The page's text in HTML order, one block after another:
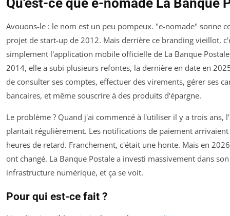
Qu'est-ce que e-nomade La Banque
Avouons-le : le nom est un peu pompeux. "e-nomade" sonne
projet de start-up de 2012. Mais derrière ce branding vieillot,
simplement l'application mobile officielle de La Banque
2014, elle a subi plusieurs refontes, la dernière en date en
de consulter ses comptes, effectuer des virements, gérer ses
bancaires, et même souscrire à des produits d'épargne.
Le problème ? Quand j'ai commencé à l'utiliser il y a trois ans,
plantait régulièrement. Les notifications de paiement arrivaient
heures de retard. Franchement, c'était une honte. Mais en
ont changé. La Banque Postale a investi massivement dans son
infrastructure numérique, et ça se voit.
Pour qui est-ce fait ?